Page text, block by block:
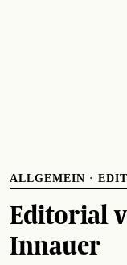
ALLGEMEIN ·
Editorial
Innauer